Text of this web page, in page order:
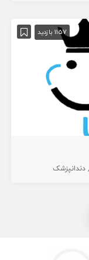
1157 بازدید
دندانپزشک